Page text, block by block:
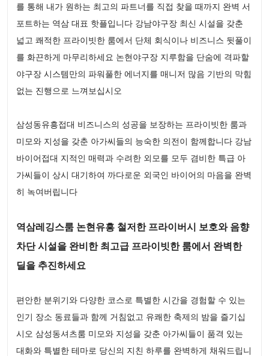
를 통해 내가 원하는 최고의 파트너를 직접 찾을 때까지 완벽 서
포트하는 역삼 대표 핫플입니다 강남야구장 최신 시설을 갖춘
넓고 쾌적한 프라이빗한 룸에서 단체 회식이나 비즈니스 뒷풀이
를 화끈하게 마무리하세요 논현야구장 지루함을 단숨에 격파할
야구장 시스템만의 파워풀한 에너지를 매니저 많음 기반의 막힘
없는 진행으로 느껴보십시오
삼성동유흥접대 비즈니스의 성공을 보장하는 프라이빗한 룸과
미모와 지성을 갖춘 아가씨들의 능숙한 의전이 함께합니다 강남
바이어접대 지적인 매력과 수려한 외모를 모두 겸비한 특급 아
가씨들이 상시 대기하여 까다로운 외국인 바이어의 마음을 완벽
히 녹여버립니다
역삼레깅스룸 논현유흥 철저한 프라이버시 보호와 음향
차단 시설을 완비한 최고급 프라이빗한 룸에서 완벽한
딜을 추진하세요
편안한 분위기와 다양한 코스로 특별한 시간을 경험할 수 있는
인기 장소 동료들과 함께 거침없고 유쾌한 축제의 밤을 즐기십
시오 삼성동셔츠룸 미모와 지성을 갖춘 아가씨들이 품격 있는
대화와 특별한 테마로 당신의 지친 하루를 완벽하게 채워드립니